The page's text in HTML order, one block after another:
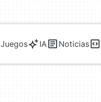
Juegos IA Noticias